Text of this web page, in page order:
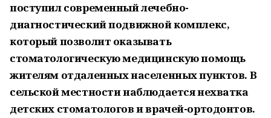
поступил современный лечебно-
диагностический подвижной комплекс,
который позволит оказывать
стоматологическую медицинскую помощь
жителям отдаленных населенных пунктов. В
сельской местности наблюдается нехватка
детских стоматологов и врачей-ортодонтов.